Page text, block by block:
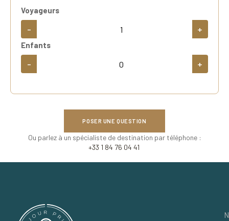
Voyageurs
- +
Enfants
- +
POSER UNE QUESTION
Ou parlez à un spécialiste de destination par téléphone :
+33 1 84 76 04 41